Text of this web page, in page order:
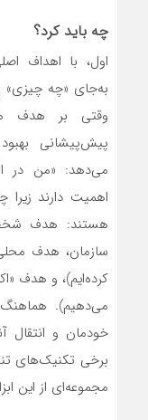
چه باید کرد؟
اول، با اهداف
به‌جای «چه چیزی»
وقتی بر هدف
پیش‌پیشانی
می‌دهد: «من در
اهمیت دارند
هستند: هدف
سازمان، هدف
کرده‌ایم)، و هدف
می‌دهیم).
خودمان و انتقال
برخی تکنیک‌های
مجموعه‌ای از این